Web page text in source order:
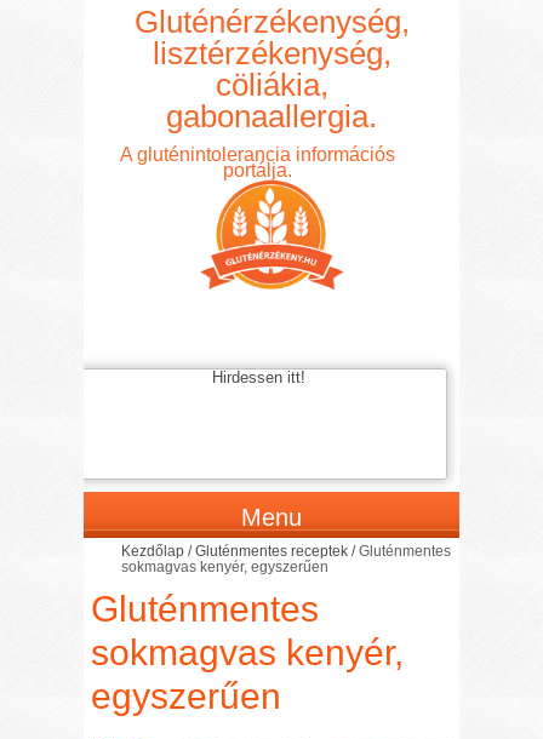
Gluténérzékenység,
lisztérzékenység,
cöliákia,
gabonaallergia.
A gluténintolerancia információs
portálja.
Hirdessen itt!
Menu
Kezdőlap /Gluténmentes receptek /Gluténmentes
sokmagvas kenyér, egyszerűen
Gluténmentes
sokmagvas kenyér,
egyszerűen